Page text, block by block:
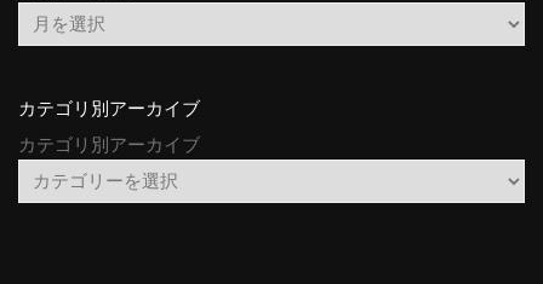
カテゴリ別アーカイブ
カテゴリ別アーカイブ